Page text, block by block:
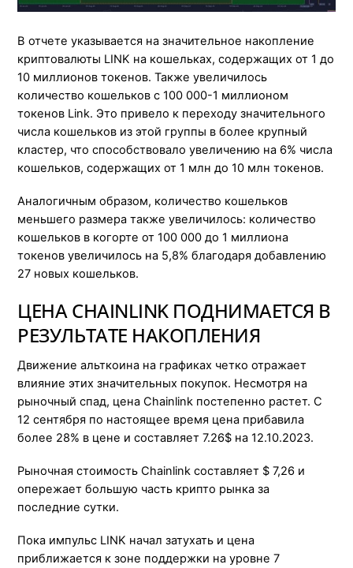
В отчете указывается на значительное накопление
криптовалюты LINK на кошельках, содержащих от 1 до
10 миллионов токенов. Также увеличилось
количество кошельков с 100 000-1 миллионом
токенов Link. Это привело к переходу значительного
числа кошельков из этой группы в более крупный
кластер, что способствовало увеличению на 6% числа
кошельков, содержащих от 1 млн до 10 млн токенов.
Аналогичным образом, количество кошельков
меньшего размера также увеличилось: количество
кошельков в когорте от 100 000 до 1 миллиона
токенов увеличилось на 5,8% благодаря добавлению
27 новых кошельков.
ЦЕНА CHAINLINK ПОДНИМАЕТСЯ В
РЕЗУЛЬТАТЕ НАКОПЛЕНИЯ
Движение альткоина на графиках четко отражает
влияние этих значительных покупок. Несмотря на
рыночный спад, цена Chainlink постепенно растет. С
12 сентября по настоящее время цена прибавила
более 28% в цене и составляет 7.26$ на 12.10.2023.
Рыночная стоимость Chainlink составляет $ 7,26 и
опережает большую часть крипто рынка за
последние сутки.
Пока импульс LINK начал затухать и цена
приближается к зоне поддержки на уровне 7